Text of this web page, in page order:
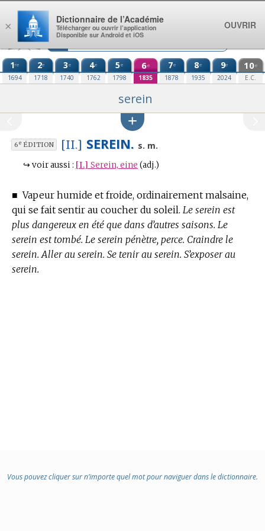
Aller au contenu
1re
1694
2e
1718
3e
1740
4e
1762
5e
1798
6e
1835
7e
1878
8e
1935
9e
2024
10e
E.C.
serein
6eÉDITION [II.] SEREIN. s. m.
↪ voir aussi : [I.] Serein, eine (adj.)
■Vapeur humide et froide, ordinairement malsaine,
qui se fait sentir au coucher du soleil. Le serein est
plus dangereux en été que dans d’autres saisons. Le
serein est tombé. Le serein pénètre, perce. Craindre le
serein. Aller au serein. Se tenir au serein. S’exposer au
serein.
Vous pouvez cliquer sur n’importe quel mot pour naviguer dans le dictionnaire.
×
Dictionnaire de l’Académie
Télécharger ou ouvrir l’application
Disponible sur Android et iOS
OUVRIR